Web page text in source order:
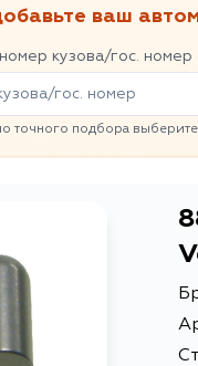
ваш
кузова/гос. номер
точного подбора